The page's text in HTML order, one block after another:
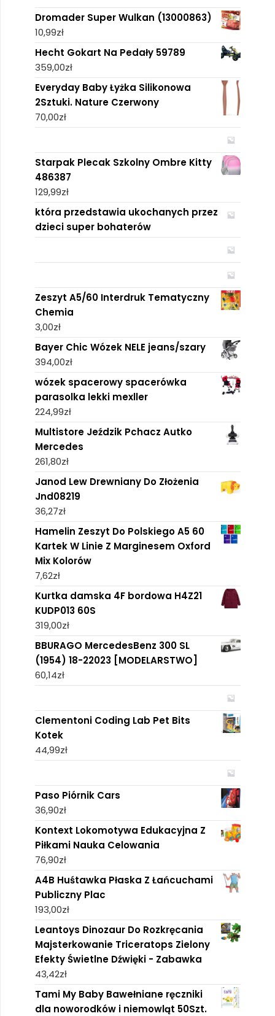
Dromader Super Wulkan (13000863)
10,99zł
Hecht Gokart Na Pedały 59789
359,00zł
Everyday Baby Łyżka Silikonowa
2Sztuki. Nature Czerwony
70,00zł
Starpak Plecak Szkolny Ombre Kitty
486387
129,99zł
która przedstawia ukochanych przez
dzieci super bohaterów
Zeszyt A5/60 Interdruk Tematyczny
Chemia
3,00zł
Bayer Chic Wózek NELE jeans/szary
394,00zł
wózek spacerowy spacerówka
parasolka lekki mexller
224,99zł
Multistore Jeździk Pchacz Autko
Mercedes
261,80zł
Janod Lew Drewniany Do Złożenia
Jnd08219
36,27zł
Hamelin Zeszyt Do Polskiego A5 60
Kartek W Linie Z Marginesem Oxford
Mix Kolorów
7,62zł
Kurtka damska 4F bordowa H4Z21
KUDP013 60S
319,00zł
BBURAGO MercedesBenz 300 SL
(1954) 18-22023 [MODELARSTWO]
60,14zł
Clementoni Coding Lab Pet Bits
Kotek
44,99zł
Paso Piórnik Cars
36,90zł
Kontext Lokomotywa Edukacyjna Z
Piłkami Nauka Celowania
76,90zł
A4B Huśtawka Płaska Z Łańcuchami
Publiczny Plac
193,00zł
Leantoys Dinozaur Do Rozkręcania
Majsterkowanie Triceratops Zielony
Efekty Świetlne Dźwięki - Zabawka
43,42zł
Tami My Baby Bawełniane ręczniki
dla noworodków i niemowląt 50Szt.